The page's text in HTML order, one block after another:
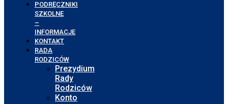
PODRĘCZNIKI
SZKOLNE
–
INFORMACJE
KONTAKT
RADA
RODZICÓW
Prezydium
Rady
Rodziców
Konto